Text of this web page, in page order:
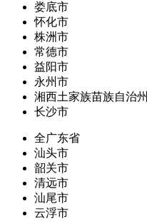
娄底市
怀化市
株洲市
常德市
益阳市
永州市
湘西土家族苗族自治州
长沙市
全广东省
汕头市
韶关市
清远市
汕尾市
云浮市